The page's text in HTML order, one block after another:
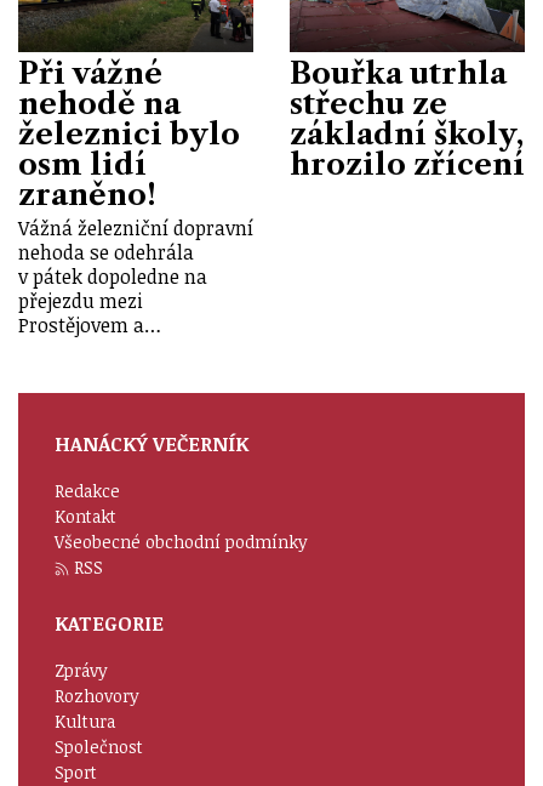
Při vážné
nehodě na
železnici bylo
osm lidí
zraněno!
Vážná železniční dopravní
nehoda se odehrála
v pátek dopoledne na
přejezdu mezi
Prostějovem a…
Bouřka utrhla
střechu ze
základní školy,
hrozilo zřícení
HANÁCKÝ VEČERNÍK
Redakce
Kontakt
Všeobecné obchodní podmínky
RSS
KATEGORIE
Zprávy
Rozhovory
Kultura
Společnost
Sport